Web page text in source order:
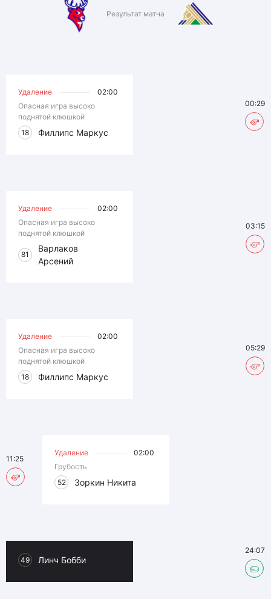
Результат матча
Удаление
02:00
Опасная игра высоко
поднятой клюшкой
18
Филлипс Маркус
00:29
Удаление
02:00
Опасная игра высоко
поднятой клюшкой
81
Варлаков
Арсений
03:15
Удаление
02:00
Опасная игра высоко
поднятой клюшкой
18
Филлипс Маркус
05:29
Удаление
02:00
Грубость
52
Зоркин Никита
11:25
49 Линч Бобби
24:07